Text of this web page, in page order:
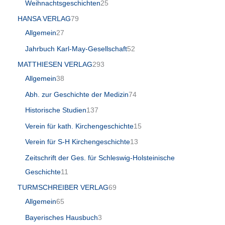
Weihnachtsgeschichten25
HANSA VERLAG79
Allgemein27
Jahrbuch Karl-May-Gesellschaft52
MATTHIESEN VERLAG293
Allgemein38
Abh. zur Geschichte der Medizin74
Historische Studien137
Verein für kath. Kirchengeschichte15
Verein für S-H Kirchengeschichte13
Zeitschrift der Ges. für Schleswig-Holsteinische
Geschichte11
TURMSCHREIBER VERLAG69
Allgemein65
Bayerisches Hausbuch3